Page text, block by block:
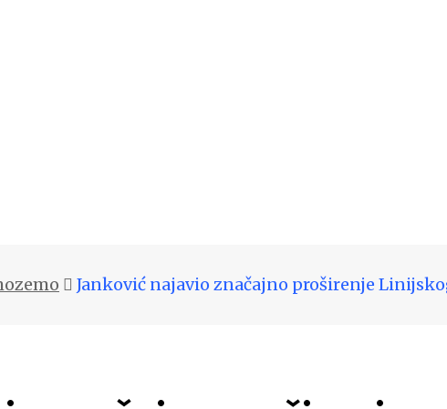
Janković najavio značajno proširenje